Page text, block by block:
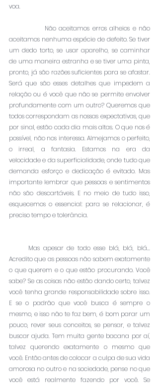
voa.
aceitamos nenhuma espécie de defeito. Se tiver
um dedo torto, se usar aparelho, se caminhar
de uma maneira estranha e se tiver uma pinta,
pronto, já são razões suficientes para se afastar.
Será que são esses detalhes que impedem a
relação ou é você que não se permite envolver
profundamente com um outro? Queremos que
todos correspondam as nossas expectativas, que
por sinal, estão cada dia mais altas. O que nos é
possível, não nos interessa. Almejamos o perfeito,
o irreal, a fantasia. Estamos na era da
velocidade e da superficialidade, onde tudo que
demanda esforço e dedicação é evitado. Mas
importante lembrar que pessoas e sentimentos
não são descartáveis. E no meio de tudo isso,
esquecemos o essencial: para se relacionar, é
preciso tempo e tolerância.
Acredito que as pessoas não sabem exatamente
o que querem e o que estão procurando. Você
sabe? Se as coisas não estão dando certo, talvez
você tenha grande responsabilidade sobre isso.
E se o padrão que você busca é sempre o
mesmo, e isso não te faz bem, é bom parar um
pouco, rever seus conceitos, se pensar, e talvez
buscar ajuda. Tem muita gente bacana por aí,
talvez querendo exatamente o mesmo que
você. Então antes de colocar a culpa de sua vida
amorosa no outro e na sociedade, pense no que
você está realmente fazendo por você. Se